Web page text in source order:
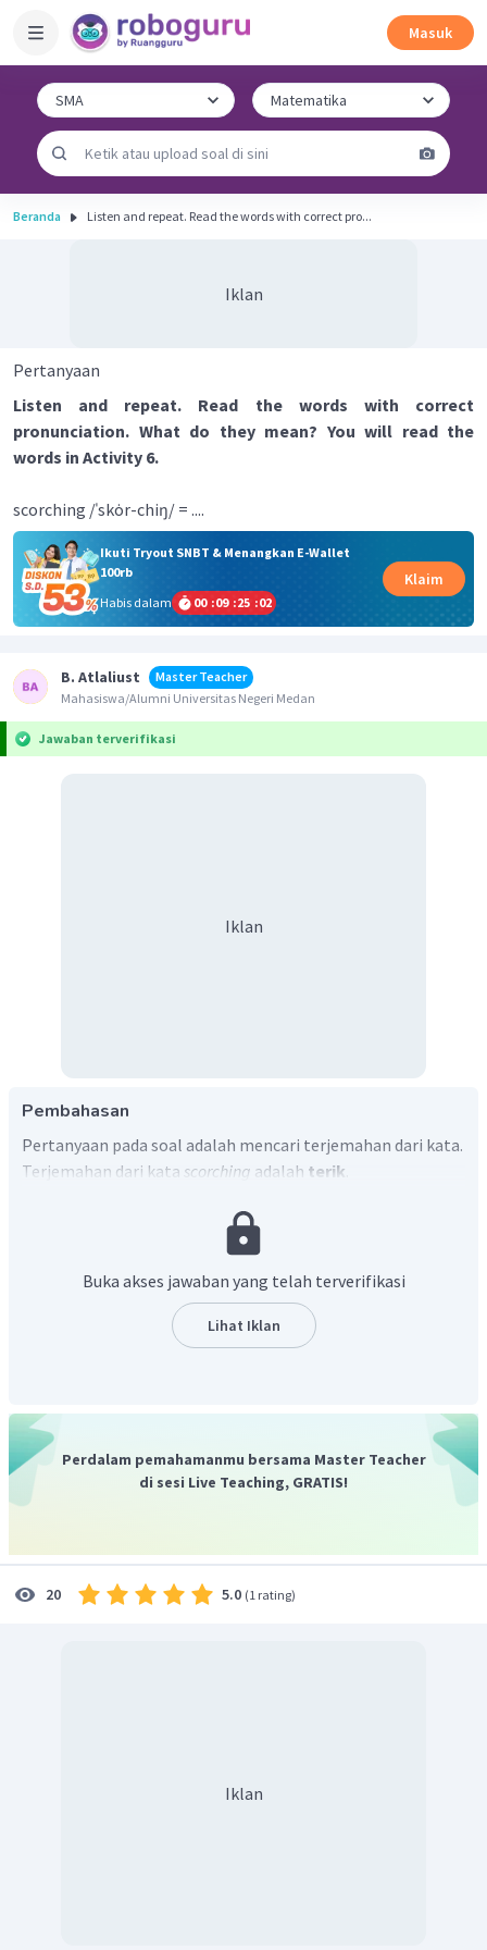
Masuk
Beranda Listen and repeat. Read the words with correct pro...
Iklan
Pertanyaan
Listen and repeat. Read the words with correct
pronunciation. What do they mean? You will read the
words in Activity 6.
scorching /ˈskȯr-​chiŋ/ = ....
Ikuti Tryout SNBT & Menangkan E-Wallet
100rb
Habis dalam
00 :09 :25 :02
Klaim
B. Atlaliust
Master Teacher
Mahasiswa/Alumni Universitas Negeri Medan
Jawaban terverifikasi
Iklan
Pembahasan
Pertanyaan pada soal adalah mencari terjemahan dari kata.
Terjemahan dari kata scorching adalah terik
Buka akses jawaban yang telah terverifikasi
Lihat Iklan
Perdalam pemahamanmu bersama Master Teacher
di sesi Live Teaching, GRATIS!
20 5.0 (1 rating)
Iklan